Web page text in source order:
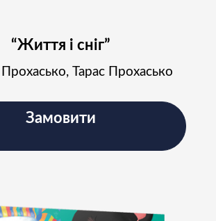
“Життя і сніг”
Тарас Прохасько
Замовити